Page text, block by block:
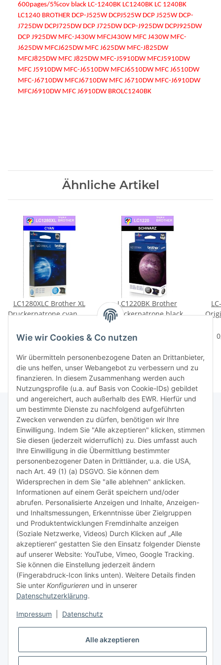
600pages/5%cov black LC-1240BK LC1240BK LC 1240BK
LC1240 BROTHER DCP-J525W DCPJ525W DCP J525W DCP-
J725DW DCPJ725DW DCP J725DW DCP-J925DW DCPJ925DW
DCP J925DW MFC-J430W MFCJ430W MFC J430W MFC-
J625DW MFCJ625DW MFC J625DW MFC-J825DW
MFCJ825DW MFC J825DW MFC-J5910DW MFCJ5910DW
MFC J5910DW MFC-J6510DW MFCJ6510DW MFC J6510DW
MFC-J6710DW MFCJ6710DW MFC J6710DW MFC-J6910DW
MFCJ6910DW MFC J6910DW BROLC1240BK
Ähnliche Artikel
LC1280XLC Brother XL
Druckerpatrone cyan mit
Druckleistung nach ISO
LC1220BK Brother
Druckerpatrone black
Druckleistung nach
TiDis Lizenzsystem
Meist besuchte Seiten:
Tipps & Tricks rund um Sublimation
TiDis Videos auf Youtube
Nachfüllpreise für Druckerpatronen
Refillservice Patronen verpacken
TiDis Druckerwerkstatt
TiDis PC & Notebookwerkstatt
TiDis eScooter Werkstatt
GIC (German Ink Company)
Der Refiller (Infoportal)
Wie wir Cookies & Co nutzen
Wir übermitteln personenbezogene Daten an Drittanbieter,
die uns helfen, unser Webangebot zu verbessern und zu
finanzieren. In diesem Zusammenhang werden auch
Nutzungsprofile (u.a. auf Basis von Cookie-IDs) gebildet
und angereichert, auch außerhalb des EWR. Hierfür und
um bestimmte Dienste zu nachfolgend aufgeführten
Zwecken verwenden zu dürfen, benötigen wir Ihre
Einwilligung. Indem Sie "Alle akzeptieren" klicken, stimmen
Sie diesen (jederzeit widerruflich) zu. Dies umfasst auch
Ihre Einwilligung in die Übermittlung bestimmter
personenbezogener Daten in Drittländer, u.a. die USA,
nach Art. 49 (1) (a) DSGVO. Sie können dem
Widersprechen in dem Sie "alle ablehnen" anklicken.
Informationen auf einem Gerät speichern und/oder
abrufen. Personalisierte Anzeigen und Inhalte, Anzeigen-
und Inhaltsmessungen, Erkenntnisse über Zielgruppen
und Produktentwicklungen Fremdinhalte anzeigen
(Soziale Netzwerke, Videos) Durch Klicken auf „Alle
akzeptieren“ gestatten Sie den Einsatz folgender Dienste
auf unserer Website: YouTube, Vimeo, Google Tracking.
Sie können die Einstellung jederzeit ändern
(Fingerabdruck-Icon links unten). Weitere Details finden
Sie unter Konfigurieren und in unserer
Datenschutzerklärung.
Impressum Datenschutz
Alle akzeptieren